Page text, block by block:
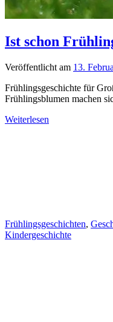
Ist schon
Veröffentlicht am 13.
Frühlingsgeschichte für
Frühlingsblumen machen
Weiterlesen
Frühlingsgeschichten,
Kindergeschichte